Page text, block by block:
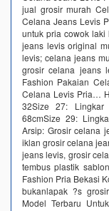
jual grosir murah
Celana Jeans Levis
untuk pria cowok
jeans levis original
levis; celana jeans
grosir celana jeans
Fashion Pakaian
Celana Levis Pria…
32Size 27: Lingkar
68cmSize 29:
Arsip: Grosir celana
iklan grosir celana
jeans levis, grosir
tembus plastik
Fashion Pria Bekasi
bukanlapak ?s
Model Terbaru